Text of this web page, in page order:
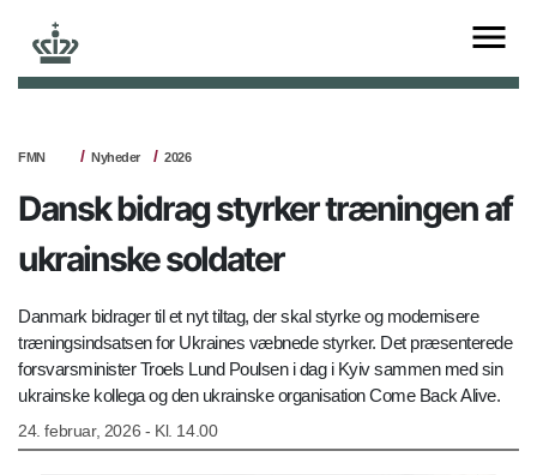
FMN Nyheder 2026
Dansk bidrag styrker træningen af
ukrainske soldater
Danmark bidrager til et nyt tiltag, der skal styrke og modernisere
træningsindsatsen for Ukraines væbnede styrker. Det præsenterede
forsvarsminister Troels Lund Poulsen i dag i Kyiv sammen med sin
ukrainske kollega og den ukrainske organisation Come Back Alive.
24. februar, 2026 - Kl. 14.00